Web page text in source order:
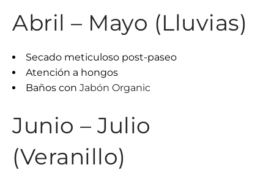
Abril – Mayo (Lluvias)
Secado meticuloso post-paseo
Atención a hongos
Baños con Jabón Organic
Junio – Julio
(Veranillo)